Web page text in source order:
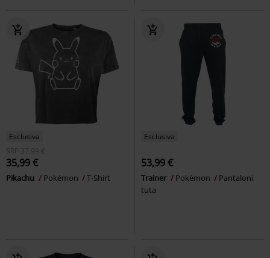
Esclusiva
RRP
37,99 €
35,99 €
Pikachu Pokémon T-Shirt
Esclusiva
53,99 €
Trainer Pokémon
Pantaloni
tuta